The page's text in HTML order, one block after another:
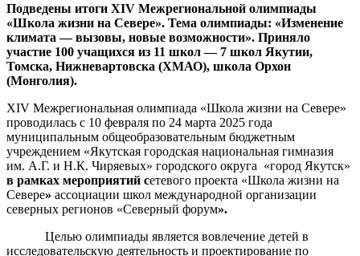
Подведены итоги XIV Межрегиональной олимпиады
«Школа жизни на Севере». Тема олимпиады: «Изменение
климата — вызовы, новые возможности». Приняло
участие 100 учащихся из 11 школ — 7 школ Якутии,
Томска, Нижневартовска (ХМАО), школа Орхон
(Монголия).
XIV Межрегиональная олимпиада «Школа жизни на Севере»
проводилась с 10 февраля по 24 марта 2025 года
муниципальным общеобразовательным бюджетным
учреждением «Якутская городская национальная гимназия
им. А.Г. и Н.К. Чиряевых» городского округа «город Якутск»
в рамках мероприятий сетевого проекта «Школа жизни на
Севере» ассоциации школ международной организации
северных регионов «Северный форум».
Целью олимпиады является вовлечение детей в
исследовательскую деятельность и проектирование по